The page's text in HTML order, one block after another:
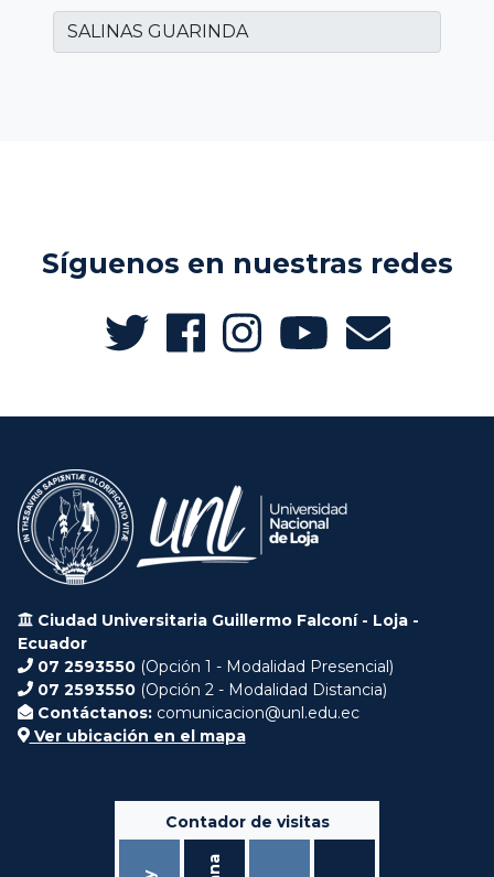
Síguenos en nuestras redes
Ciudad Universitaria Guillermo Falconí - Loja -
Ecuador
07 2593550 (Opción 1 - Modalidad Presencial)
07 2593550 (Opción 2 - Modalidad Distancia)
Contáctanos: comunicacion@unl.edu.ec
Ver ubicación en el mapa
Contador de visitas